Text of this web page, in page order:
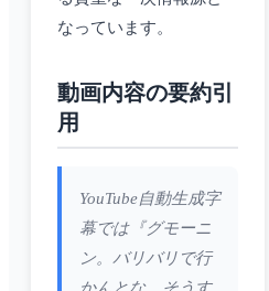
なっています。
動画内容の要約引
用
YouTube自動生成字
幕では『グモーニ
ン。バリバリで行